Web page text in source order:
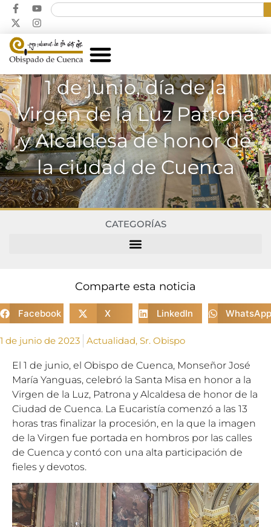
1 de junio, día de la
Virgen de la Luz Patrona
y Alcaldesa de honor de
la ciudad de Cuenca
CATEGORÍAS
Comparte esta noticia
Facebook X LinkedIn WhatsApp
1 de junio de 2023 Actualidad, Sr. Obispo
El 1 de junio, el Obispo de Cuenca, Monseñor José
María Yanguas, celebró la Santa Misa en honor a la
Virgen de la Luz, Patrona y Alcaldesa de honor de la
Ciudad de Cuenca. La Eucaristía comenzó a las 13
horas tras finalizar la procesión, en la que la imagen
de la Virgen fue portada en hombros por las calles
de Cuenca y contó con una alta participación de
fieles y devotos.